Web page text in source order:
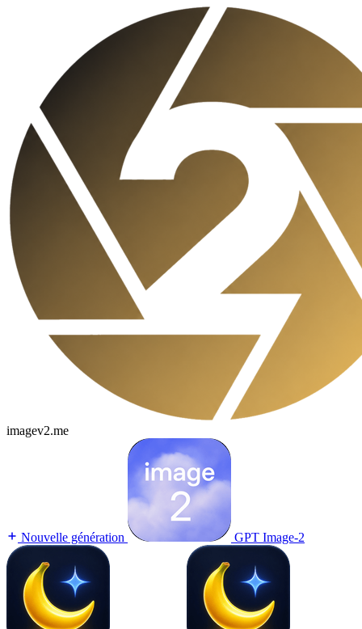
imagev2.me
Nouvelle génération GPT Image-2